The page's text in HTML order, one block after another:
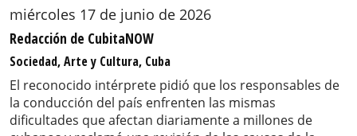
miércoles 17 de junio de 2026
Redacción de CubitaNOW
Sociedad, Arte y Cultura, Cuba
El reconocido intérprete pidió que los responsables de
la conducción del país enfrenten las mismas
dificultades que afectan diariamente a millones de